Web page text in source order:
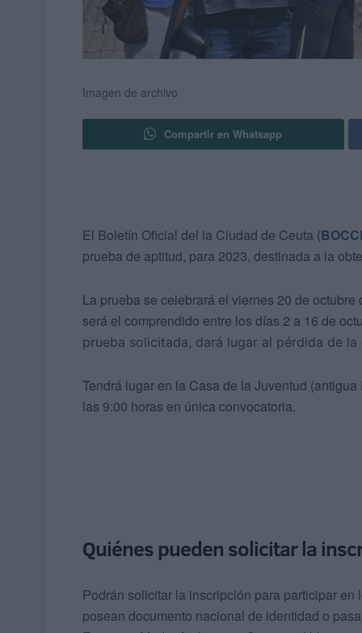
Imagen de archivo
Compartir en Whatsapp
El Boletín Oficial del la Ciudad de Ceuta (
prueba de aptitud, para 2023, destinada a la
La prueba se celebrará el viernes 20 de
será el comprendido entre los días 2 a 16 de
prueba solicitada, dará lugar al pérdida de
Tendrá lugar en la Casa de la Juventud
las 9:00 horas en única convocatoria.
Quiénes pueden solicitar la
Podrán solicitar la inscripción para participar
posean documento nacional de identidad o